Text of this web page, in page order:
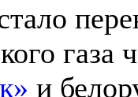
газа
и